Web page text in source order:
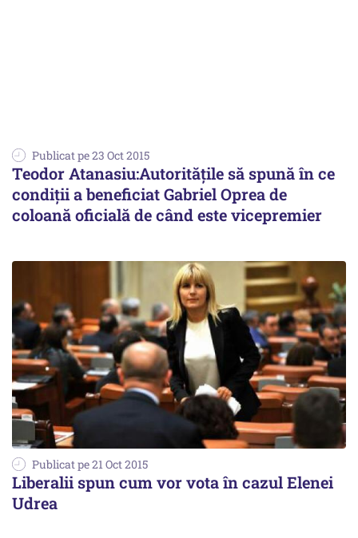
Publicat pe 23 Oct 2015
Teodor Atanasiu:Autoritățile să spună în ce
condiții a beneficiat Gabriel Oprea de
coloană oficială de când este vicepremier
Publicat pe 21 Oct 2015
Liberalii spun cum vor vota în cazul Elenei
Udrea